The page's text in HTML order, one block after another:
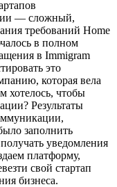
— сложный,
требований Home
в полном
в Immigram
это
которая вела
хотелось, чтобы
Результаты
заполнить
уведомления
платформу,
свой стартап
бизнеса.